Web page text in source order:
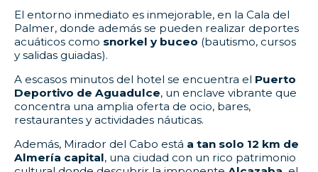
El entorno inmediato es inmejorable, en la Cala del
Palmer, donde además se pueden realizar deportes
acuáticos como snorkel y buceo (bautismo, cursos
y salidas guiadas).
A escasos minutos del hotel se encuentra el Puerto
Deportivo de Aguadulce, un enclave vibrante que
concentra una amplia oferta de ocio, bares,
restaurantes y actividades náuticas.
Además, Mirador del Cabo está a tan solo 12 km de
Almería capital, una ciudad con un rico patrimonio